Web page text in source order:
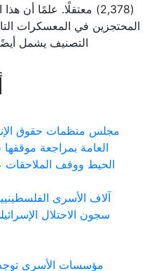
(2,378) معتقلًا. علمًا أن
المحتجزين في المعسكرات
التصنيف يشمل أيضًا
مجلس منظمات حقوق
العامة بمراجعة
الحيط ووقف الملاحقات
آلاف الأسرى
سجون الاحتلال
مؤسسات الأسرى توجه